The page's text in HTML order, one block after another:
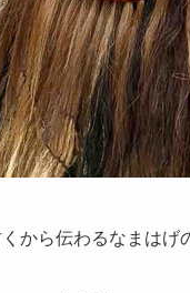
から伝わるなまはげ